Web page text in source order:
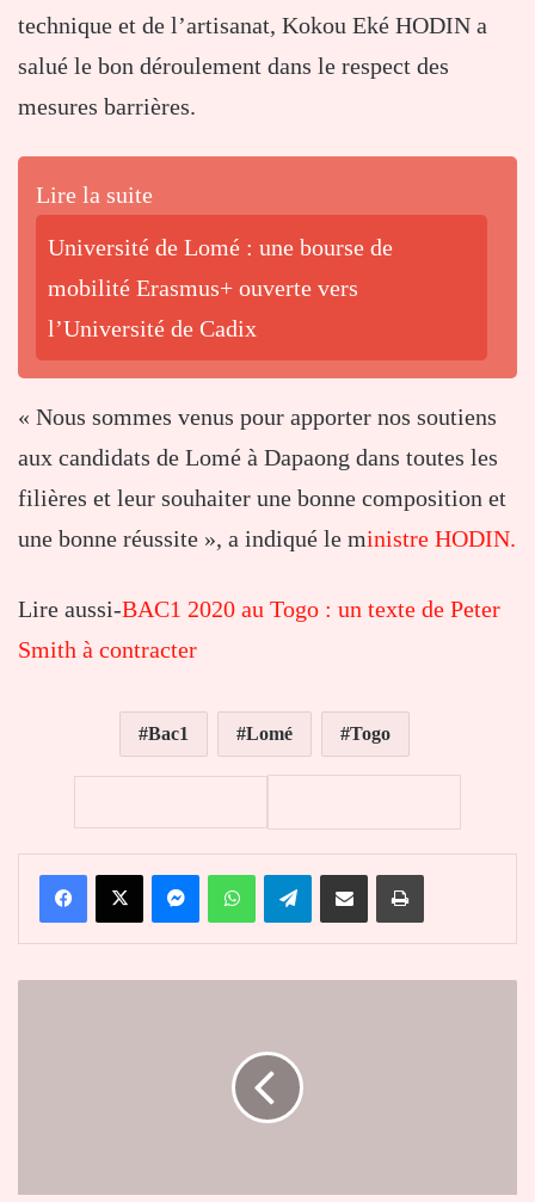
technique et de l’artisanat, Kokou Eké HODIN a
salué le bon déroulement dans le respect des
mesures barrières.
Lire la suite
Université de Lomé : une bourse de
mobilité Erasmus+ ouverte vers
l’Université de Cadix
« Nous sommes venus pour apporter nos soutiens
aux candidats de Lomé à Dapaong dans toutes les
filières et leur souhaiter une bonne composition et
une bonne réussite », a indiqué le ministre HODIN.
Lire aussi-BAC1 2020 au Togo : un texte de Peter
Smith à contracter
Bac1 Lomé Togo
FacebookX MessengerWhatsAppTelegramPartager par email Imprimer
auront